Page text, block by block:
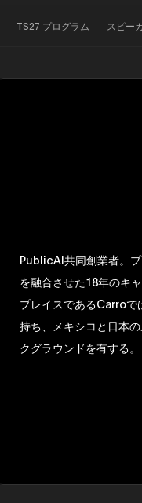
TS27 プログラム スピー
PublicAI共同創業者。
を融合させた18年のキ
プレイスであるCarroで
持ち、メキシコと日本
クグラウンドを有する。